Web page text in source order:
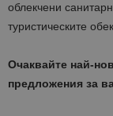
облекчени
туристическите
Очаквайте най-
предложения за